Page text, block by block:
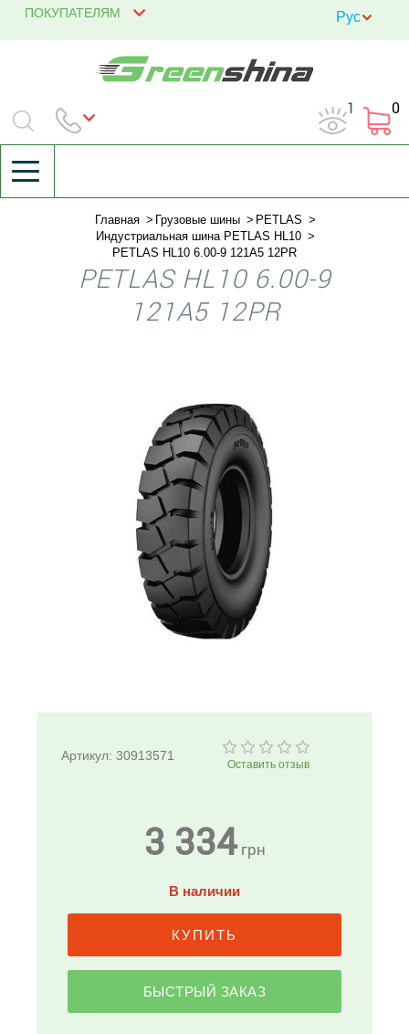
ПОКУПАТЕЛЯМ
1 0
Главная Грузовые шины
PETLAS
Индустриальная шина PETLAS HL10
PETLAS HL10 6.00-9 121A5 12PR
PETLAS HL10 6.00-9
121A5 12PR
Артикул: 30913571
Оставить отзыв
3 334 грн
В наличии
КУПИТЬ
БЫСТРЫЙ ЗАКАЗ